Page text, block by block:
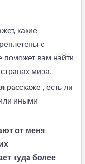
какие
с
вам найти
мира.
расскажет, есть ли
иными
от меня
куда более